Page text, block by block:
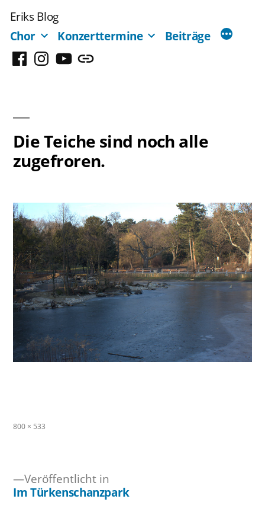
Inhalt
springen
Eriks Blog
Chor
Konzerttermine Beiträge
FacebookInstagram
YouTubeMastodon
Die Teiche sind noch alle
zugefroren.
Originalgröße
800 × 533
Veröffentlicht in
Im Türkenschanzpark